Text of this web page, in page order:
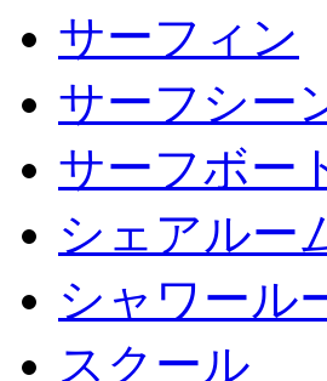
サーフィン
サーフシー
サーフボー
シェアルー
シャワール
スクール